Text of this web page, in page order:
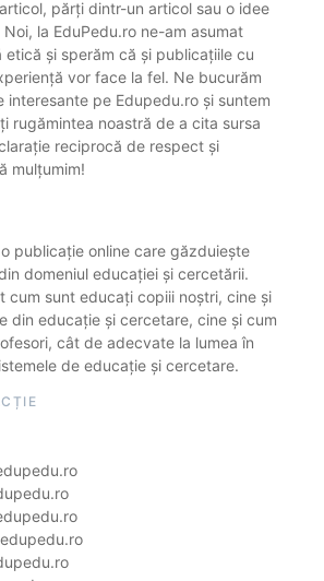
părți dintr-un articol sau o idee
la EduPedu.ro ne-am asumat
și sperăm că și publicațiile cu
vor face la fel. Ne bucurăm
interesante pe Edupedu.ro și suntem
rugămintea noastră de a cita sursa
reciprocă de respect și
mulțumim!
publicație online care găzduiește
domeniul educației și cercetării.
cum sunt educați copiii noștri, cine și
din educație și cercetare, cine și cum
cât de adecvate la lumea în
de educație și cercetare.